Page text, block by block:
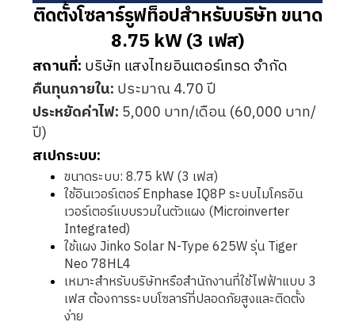
ติดตั้งโซลาร์รูฟท็อปสำหรับบริษัท ขนาด
8.75 kW (3 เฟส)
สถานที่: บริษัท แสงไทยอินเตอร์เทรด จำกัด
คืนทุนภายใน: ประมาณ 4.70 ปี
ประหยัดค่าไฟ: 5,000 บาท/เดือน (60,000 บาท/
ปี)
สเปกระบบ:
ขนาดระบบ: 8.75 kW (3 เฟส)
ใช้อินเวอร์เตอร์ Enphase IQ8P ระบบไมโครอิน
เวอร์เตอร์แบบรวมในตัวแผง (Microinverter
Integrated)
ใช้แผง Jinko Solar N-Type 625W รุ่น Tiger
Neo 78HL4
เหมาะสำหรับบริษัทหรือสำนักงานที่ใช้ไฟฟ้าแบบ 3
เฟส ต้องการระบบโซลาร์ที่ปลอดภัยสูงและติดตั้ง
ง่าย